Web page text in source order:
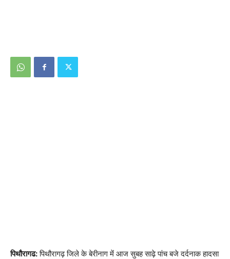
पिथौरागढ:पिथौरागढ़ जिले के बेरीनाग में आज सुबह साढ़े पांच बजे दर्दनाक हादसा